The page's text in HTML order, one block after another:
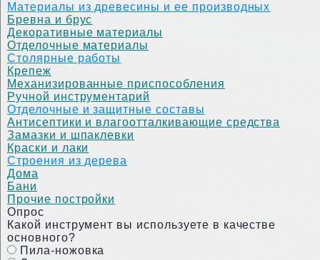
Материалы из древесины и ее производных
Бревна и брус
Декоративные материалы
Отделочные материалы
Столярные работы
Крепеж
Механизированные приспособления
Ручной инструментарий
Отделочные и защитные составы
Антисептики и влагоотталкивающие средства
Замазки и шпаклевки
Краски и лаки
Строения из дерева
Дома
Бани
Прочие постройки
Опрос
Какой инструмент вы используете в качестве
основного?
Пила-ножовка